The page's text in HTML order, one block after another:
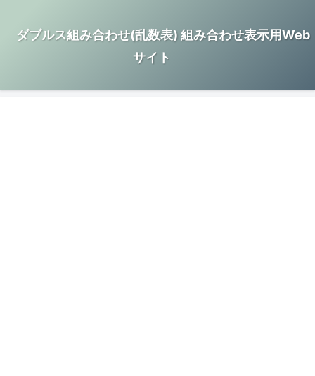
ダブルス組み合わせ(乱数表) 組み合わせ表示用Web
サイト